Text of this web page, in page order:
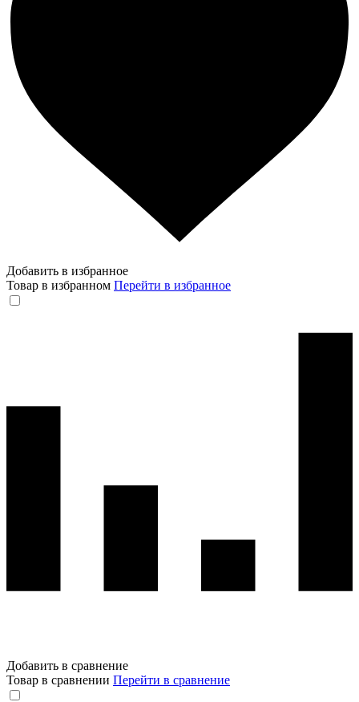
Добавить в избранное
Товар в избранном Перейти в избранное
Добавить в сравнение
Товар в сравнении Перейти в сравнение